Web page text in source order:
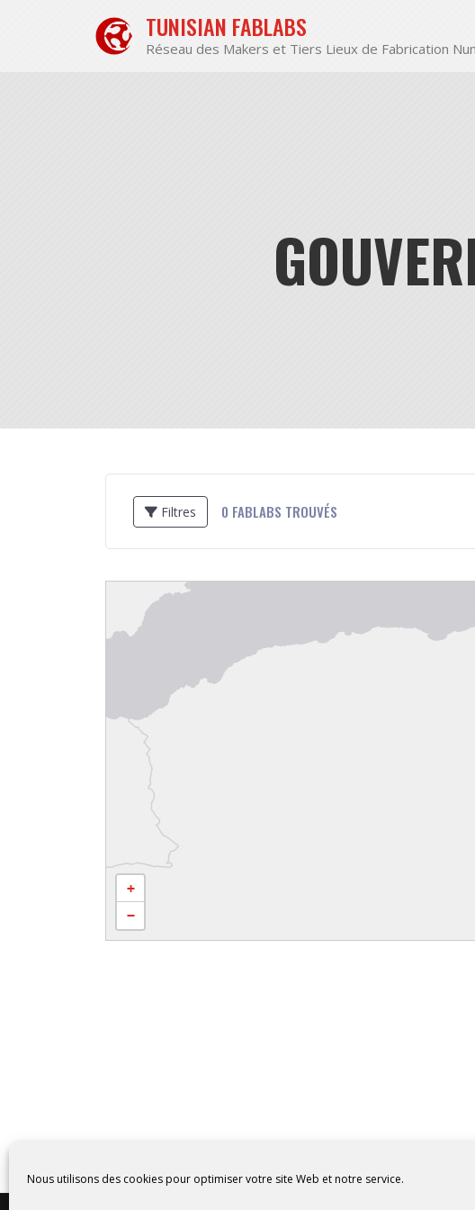
Nous utilisons des cookies pour optimiser votre site Web et notre service.
TUNISIAN FABLABS
Réseau des Makers et Tiers Lieux de Fabrication
Filtres 0 FABLABS TROUVÉS
+
−